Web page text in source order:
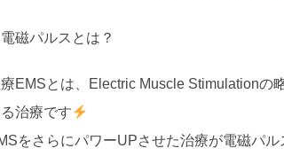
磁パルスとは？
EMSとは、Electric Muscle Stimulationの
治療です
をさらにパワーUPさせた治療が電磁パ